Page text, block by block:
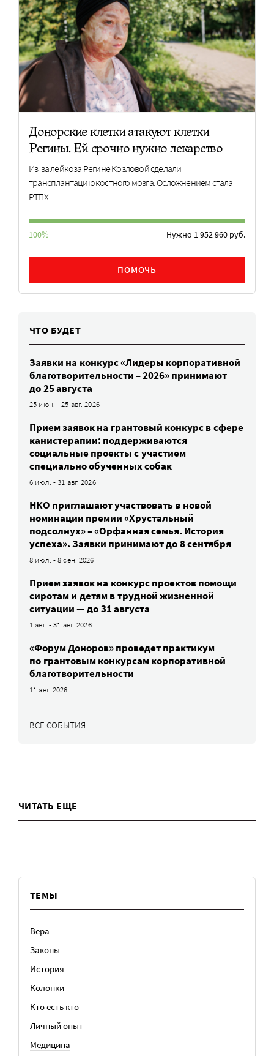
Донорские клетки атакуют клетки
Регины. Ей срочно нужно лекарство
Из-за лейкоза Регине Козловой сделали
трансплантацию костного мозга. Осложнением стала
РТПХ
100% Нужно 1 952 960 руб.
ПОМОЧЬ
ЧТО БУДЕТ
Заявки на конкурс «Лидеры корпоративной
благотворительности – 2026» принимают
до 25 августа
25 июн. - 25 авг. 2026
Прием заявок на грантовый конкурс в сфере
канистерапии: поддерживаются
социальные проекты с участием
специально обученных собак
6 июл. - 31 авг. 2026
НКО приглашают участвовать в новой
номинации премии «Хрустальный
подсолнух» – «Орфанная семья. История
успеха». Заявки принимают до 8 сентября
8 июл. - 8 сен. 2026
Прием заявок на конкурс проектов помощи
сиротам и детям в трудной жизненной
ситуации — до 31 августа
1 авг. - 31 авг. 2026
«Форум Доноров» проведет практикум
по грантовым конкурсам корпоративной
благотворительности
11 авг. 2026
ВСЕ СОБЫТИЯ
ЧИТАТЬ ЕЩЕ
ТЕМЫ
Вера
Законы
История
Колонки
Кто есть кто
Личный опыт
Медицина